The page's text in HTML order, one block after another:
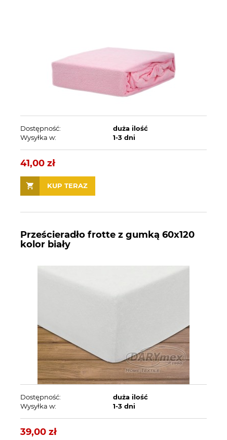
Dostępność:
duża ilość
Wysyłka w:
1-3 dni
41,00 zł
KUP TERAZ
Prześcieradło frotte z gumką 60x120
kolor biały
Dostępność:
duża ilość
Wysyłka w:
1-3 dni
39,00 zł